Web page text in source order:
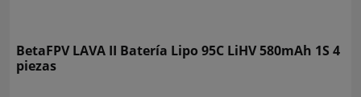
BetaFPV LAVA II Batería Lipo 95C LiHV 580mAh 1S 4
piezas